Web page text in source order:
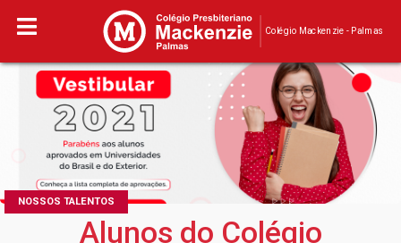
Colégio Mackenzie - Palmas
NOSSOS TALENTOS
Alunos do Colégio